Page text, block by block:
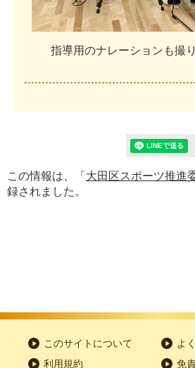
指導用のナレーシ ョ ン も撮 り
この情報は、「 大田区スポーツ推進
録されました。
このサイトについて
よ
利用規約
免